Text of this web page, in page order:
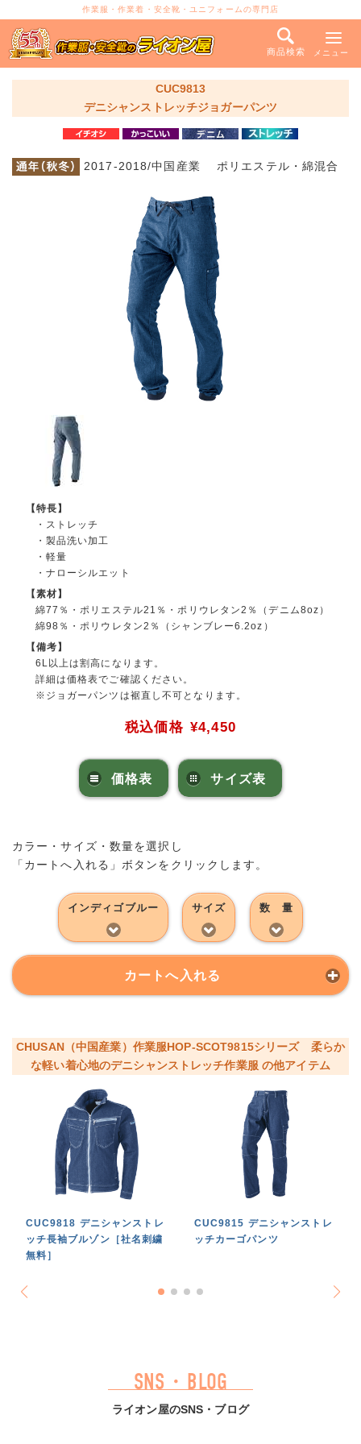
作業服・作業着・安全靴・ユニフォームの専門店
商品検索 メニュー
CUC9813
デニシャンストレッチジョガーパンツ
2017-2018/中国産業 ポリエステル・綿混合
【特長】
・ストレッチ
・製品洗い加工
・軽量
・ナローシルエット
【素材】
綿77％・ポリエステル21％・ポリウレタン2％（デニム8oz）
綿98％・ポリウレタン2％（シャンブレー6.2oz）
【備考】
6L以上は割高になります。
詳細は価格表でご確認ください。
※ジョガーパンツは裾直し不可となります。
税込価格 ¥4,450
価格表 サイズ表
カラー・サイズ・数量を選択し
「カートへ入れる」ボタンをクリックします。
インディゴブルー サイズ 数 量
カートへ入れる
CHUSAN（中国産業）作業服HOP-SCOT9815シリーズ 柔らか
な軽い着心地のデニシャンストレッチ作業服 の他アイテム
CUC9818 デニシャンストレ
ッチ長袖ブルゾン［社名刺繍
無料］
CUC9815 デニシャンストレ
ッチカーゴパンツ
SNS・BLOG
ライオン屋のSNS・ブログ